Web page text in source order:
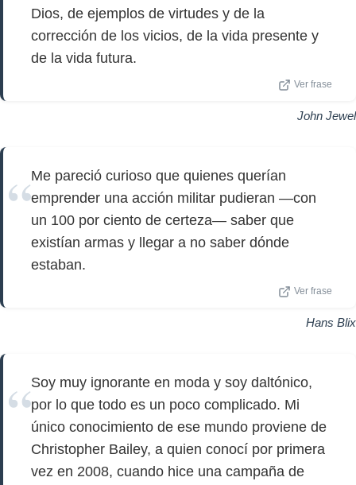
Dios, de ejemplos de virtudes y de la
corrección de los vicios, de la vida presente y
de la vida futura.
Ver frase
John Jewel
Me pareció curioso que quienes querían
emprender una acción militar pudieran —con
un 100 por ciento de certeza— saber que
existían armas y llegar a no saber dónde
estaban.
Ver frase
Hans Blix
Soy muy ignorante en moda y soy daltónico,
por lo que todo es un poco complicado. Mi
único conocimiento de ese mundo proviene de
Christopher Bailey, a quien conocí por primera
vez en 2008, cuando hice una campaña de